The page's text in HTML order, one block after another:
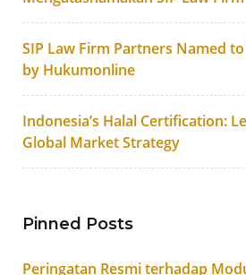
SIP Law Firm Partners Named
by Hukumonline
Indonesia’s Halal Certification:
Global Market Strategy
Pinned Posts
Peringatan Resmi terhadap